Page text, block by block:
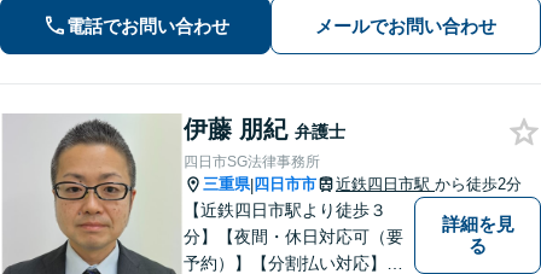
てまいります【多才な他士業との連携
が強み】【完全個室でご相談】
電話でお問い合わせ メールでお問い合わせ
伊藤 朋紀 弁護士
四日市SG法律事務所
三重県| 四日市市 近鉄四日市駅 から徒歩2分
【近鉄四日市駅より徒歩３
分】【夜間・休日対応可（要
予約）】【分割払い対応】
詳細を見
る